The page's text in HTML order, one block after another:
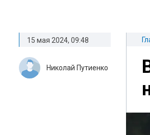
15 мая 2024, 09:48
Николай Путиенко